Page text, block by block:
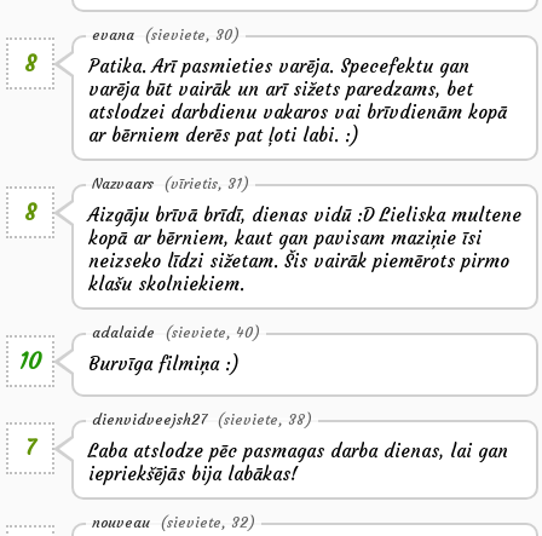
8
evana (sieviete, 30)
Patika. Arī pasmieties varēja. Specefektu gan
varēja būt vairāk un arī sižets paredzams, bet
atslodzei darbdienu vakaros vai brīvdienām kopā
ar bērniem derēs pat ļoti labi. :)
8
Nazvaars (vīrietis, 31)
Aizgāju brīvā brīdī, dienas vidū :D Lieliska multene
kopā ar bērniem, kaut gan pavisam maziņie īsi
neizseko līdzi sižetam. Šis vairāk piemērots pirmo
klašu skolniekiem.
10
adalaide (sieviete, 40)
Burvīga filmiņa :)
7
dienvidveejsh27 (sieviete, 38)
Laba atslodze pēc pasmagas darba dienas, lai gan
iepriekšējās bija labākas!
nouveau (sieviete, 32)